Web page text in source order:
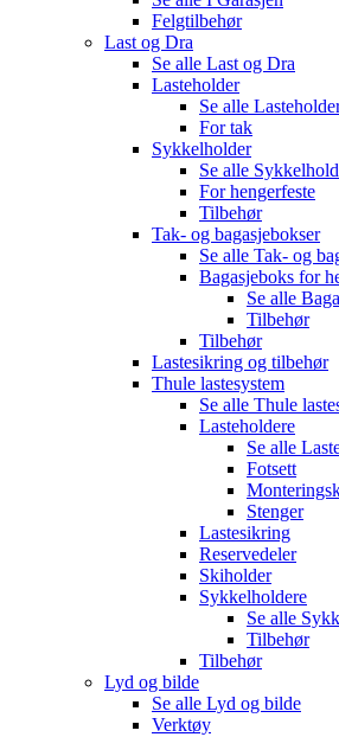
Felgtilbehør
Last og Dra
Se alle Last og Dra
Lasteholder
Se alle
For tak
Sykkelholder
Se alle
For hengerfeste
Tilbehør
Tak- og bagasjebokser
Se alle Tak- og
Bagasjeboks for
Se alle
Tilbehør
Tilbehør
Lastesikring og tilbehør
Thule lastesystem
Se alle Thule
Lasteholdere
Se alle
Fotsett
Stenger
Lastesikring
Reservedeler
Skiholder
Sykkelholdere
Se alle
Tilbehør
Tilbehør
Lyd og bilde
Se alle Lyd og bilde
Verktøy